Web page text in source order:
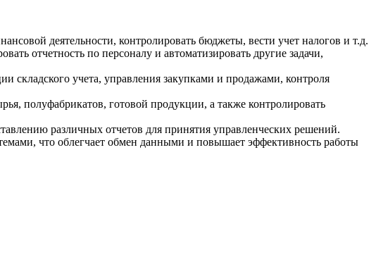
деятельности, контролировать бюджеты, вести учет налогов и т.д.
отчетность по персоналу и автоматизировать другие задачи,
учета, управления закупками и продажами, контроля
полуфабрикатов, готовой продукции, а также контролировать
различных отчетов для принятия управленческих решений.
что облегчает обмен данными и повышает эффективность работы